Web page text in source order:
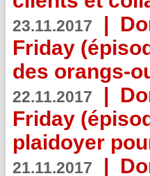
23.11.2017 |
Friday
des orangs-
22.11.2017 |
Friday
plaidoyer
21.11.2017 |